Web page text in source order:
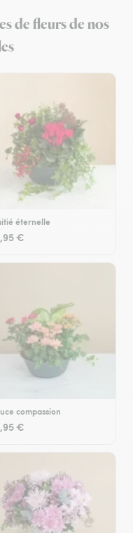
de fleurs de nos
éternelle
€
compassion
€